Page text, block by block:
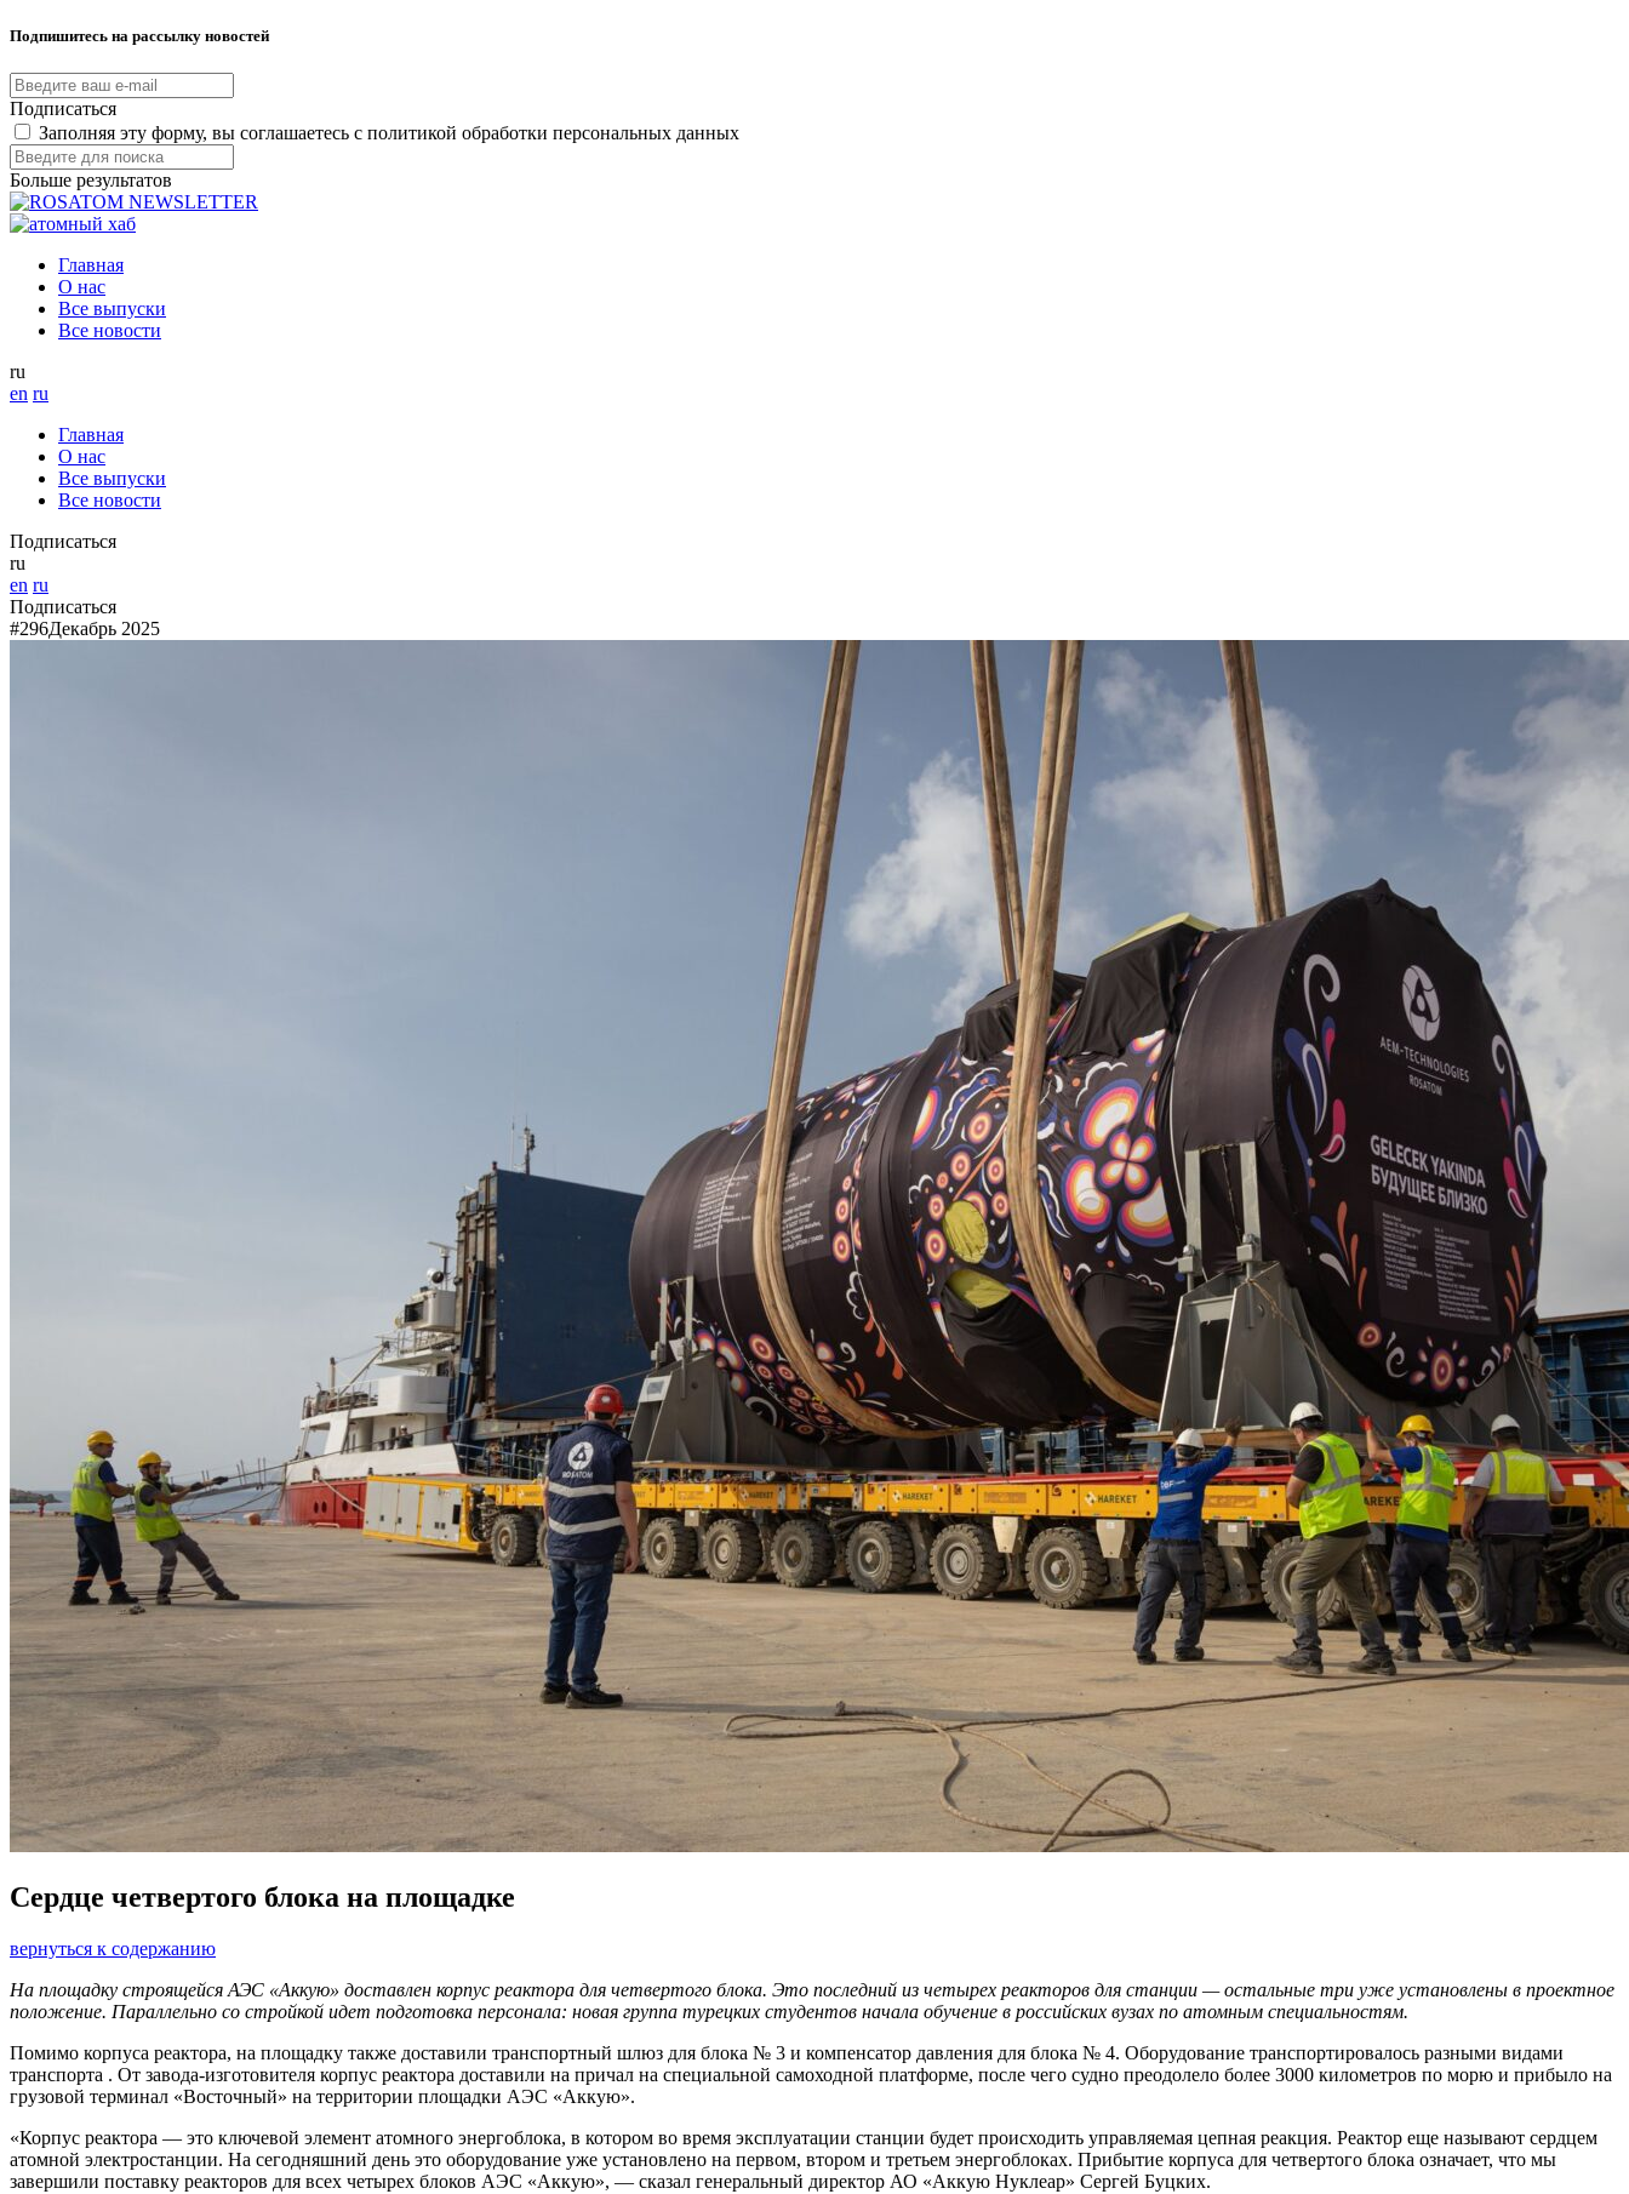
Подпишитесь на рассылку новостей
Подписаться
Заполняя эту форму, вы соглашаетесь с политикой обработки персональных данных
Больше результатов
Главная
О нас
Все выпуски
Все новости
ru
en ru
Главная
О нас
Все выпуски
Все новости
Подписаться
ru
en ru
Подписаться
#296Декабрь 2025
Сердце четвертого блока на площадке
вернуться к содержанию
На площадку строящейся АЭС «Аккую» доставлен корпус реактора для четвертого блока. Это последний из четырех реакторов для станции — остальные три уже установлены в проектное
положение. Параллельно со стройкой идет подготовка персонала: новая группа турецких студентов начала обучение в российских вузах по атомным специальностям.
Помимо корпуса реактора, на площадку также доставили транспортный шлюз для блока № 3 и компенсатор давления для блока № 4. Оборудование транспортировалось разными видами
транспорта . От завода-изготовителя корпус реактора доставили на причал на специальной самоходной платформе, после чего судно преодолело более 3000 километров по морю и прибыло на
грузовой терминал «Восточный» на территории площадки АЭС «Аккую».
«Корпус реактора — это ключевой элемент атомного энергоблока, в котором во время эксплуатации станции будет происходить управляемая цепная реакция. Реактор еще называют сердцем
атомной электростанции. На сегодняшний день это оборудование уже установлено на первом, втором и третьем энергоблоках. Прибытие корпуса для четвертого блока означает, что мы
завершили поставку реакторов для всех четырех блоков АЭС «Аккую», — сказал генеральный директор АО «Аккую Нуклеар» Сергей Буцких.